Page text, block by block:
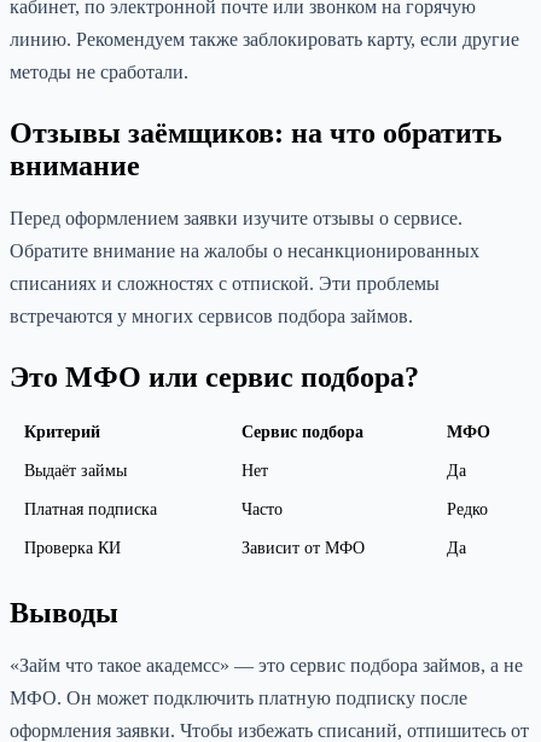
кабинет, по электронной почте или звонком на горячую
линию. Рекомендуем также заблокировать карту, если другие
методы не сработали.
Отзывы заёмщиков: на что обратить
внимание
Перед оформлением заявки изучите отзывы о сервисе.
Обратите внимание на жалобы о несанкционированных
списаниях и сложностях с отпиской. Эти проблемы
встречаются у многих сервисов подбора займов.
Это МФО или сервис подбора?
Критерий Сервис подбора МФО
Выдаёт займы Нет Да
Платная подписка Часто Редко
Проверка КИ Зависит от МФО Да
Выводы
«Займ что такое академсс» — это сервис подбора займов, а не
МФО. Он может подключить платную подписку после
оформления заявки. Чтобы избежать списаний, отпишитесь от